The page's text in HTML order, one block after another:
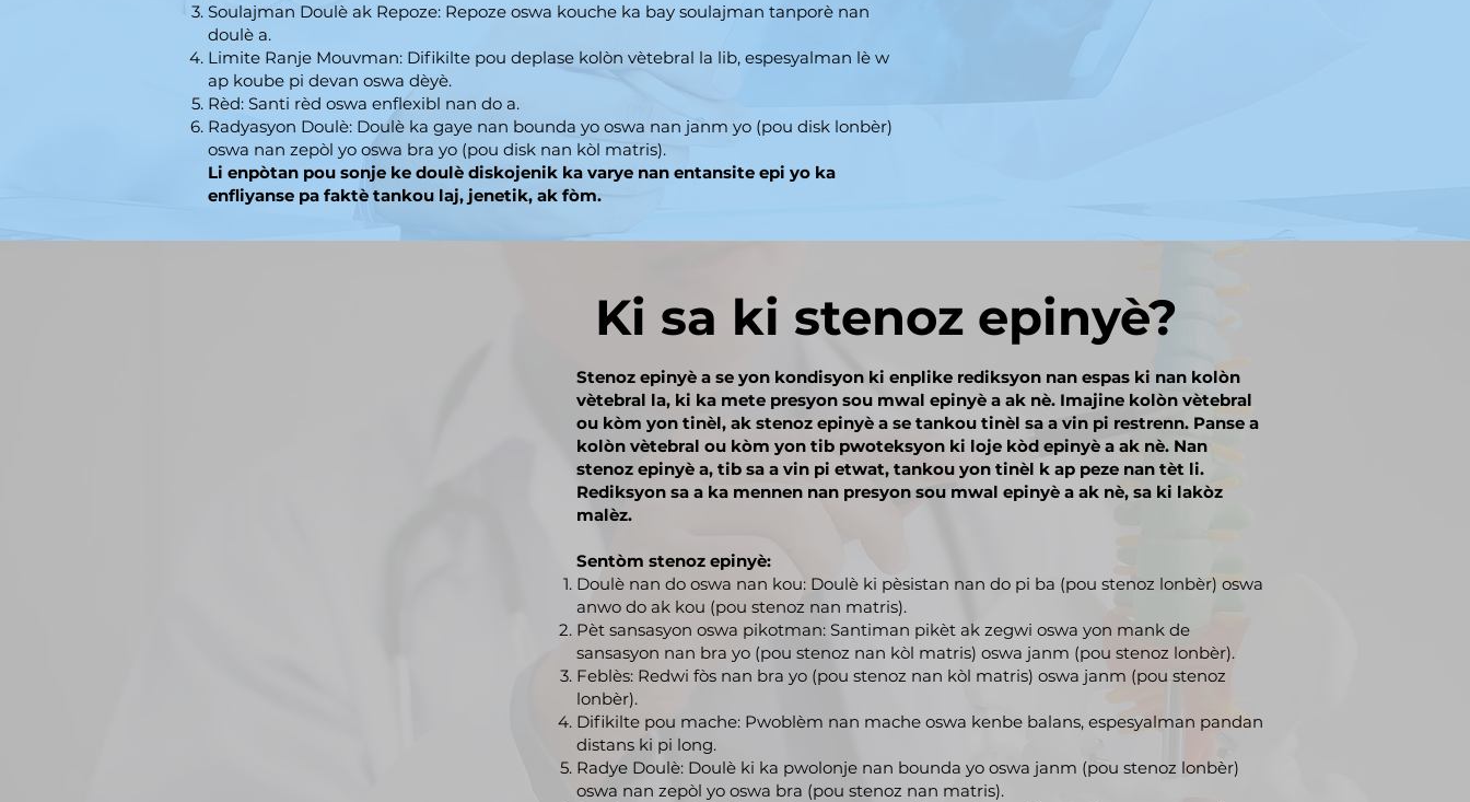
Soulajman Doulè ak Repoze: Repoze oswa kouche ka bay soulajman tanporè nan
doulè a.
Limite Ranje Mouvman: Difikilte pou deplase kolòn vètebral la lib, espesyalman lè w
ap koube pi devan oswa dèyè.
Rèd: Santi rèd oswa enflexibl nan do a.
Radyasyon Doulè: Doulè ka gaye nan bounda yo oswa nan janm yo (pou disk lonbèr)
oswa nan zepòl yo oswa bra yo (pou disk nan kòl matris).
Li enpòtan pou sonje ke doulè diskojenik ka varye nan entansite epi yo ka
enfliyanse pa faktè tankou laj, jenetik, ak fòm.
Ki sa ki stenoz epinyè?
Stenoz epinyè a se yon kondisyon ki enplike rediksyon nan espas ki nan kolòn
vètebral la, ki ka mete presyon sou mwal epinyè a ak nè. Imajine kolòn vètebral
ou kòm yon tinèl, ak stenoz epinyè a se tankou tinèl sa a vin pi restrenn. Panse a
kolòn vètebral ou kòm yon tib pwoteksyon ki loje kòd epinyè a ak nè. Nan
stenoz epinyè a, tib sa a vin pi etwat, tankou yon tinèl k ap peze nan tèt li.
Rediksyon sa a ka mennen nan presyon sou mwal epinyè a ak nè, sa ki lakòz
malèz.
Sentòm stenoz epinyè:
Doulè nan do oswa nan kou: Doulè ki pèsistan nan do pi ba (pou stenoz lonbèr) oswa
anwo do ak kou (pou stenoz nan matris).
Pèt sansasyon oswa pikotman: Santiman pikèt ak zegwi oswa yon mank de
sansasyon nan bra yo (pou stenoz nan kòl matris) oswa janm (pou stenoz lonbèr).
Feblès: Redwi fòs nan bra yo (pou stenoz nan kòl matris) oswa janm (pou stenoz
lonbèr).
Difikilte pou mache: Pwoblèm nan mache oswa kenbe balans, espesyalman pandan
distans ki pi long.
Radye Doulè: Doulè ki ka pwolonje nan bounda yo oswa janm (pou stenoz lonbèr)
oswa nan zepòl yo oswa bra (pou stenoz nan matris).